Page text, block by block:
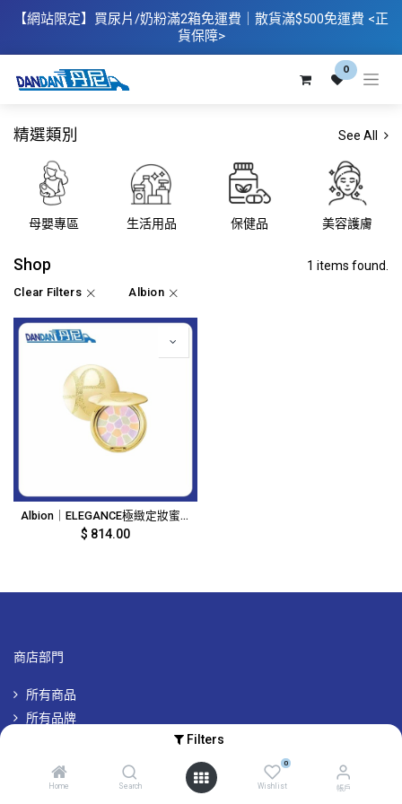
Filters
Home Search
0
Wishlist 帳戶
【網站限定】 買尿片/奶粉滿2箱免運費｜散​貨滿$500免運費 <正
貨保障>
0
精選類別 See All
母嬰專區 生活用品 保健品 美容護膚
Shop 1 items found.
Clear Filters Albion
Albion｜ELEGANCE極緻定妝蜜粉餅（E大餅 #1號便攜裝）｜8.8g｜9878
$ 814.00
商店部門
所有商品
所有品牌
帳戶及其他資訊